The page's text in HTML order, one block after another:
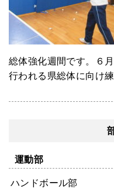
運動部
ハンドボール部
総体強化週間です。６
行われる県総体に向け